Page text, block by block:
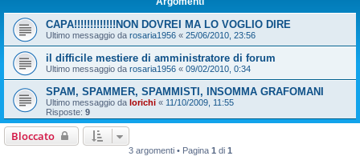
CAPA!!!!!!!!!!!!!NON DOVREI MA LO VOGLIO DIRE
Ultimo messaggio da rosaria1956 « 25/06/2010, 23:56
il difficile mestiere di amministratore di forum
Ultimo messaggio da rosaria1956 « 09/02/2010, 0:34
SPAM, SPAMMER, SPAMMISTI, INSOMMA GRAFOMANI
Ultimo messaggio da lorichi « 11/10/2009, 11:55
Risposte: 9
Bloccato
3 argomenti • Pagina 1 di 1